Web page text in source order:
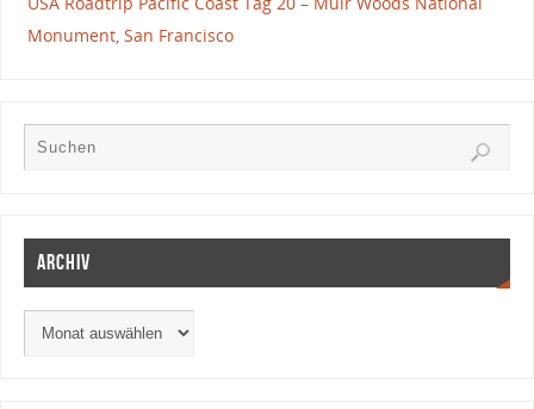
Monument, San Francisco
Archiv